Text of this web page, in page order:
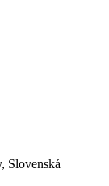
Slovenská